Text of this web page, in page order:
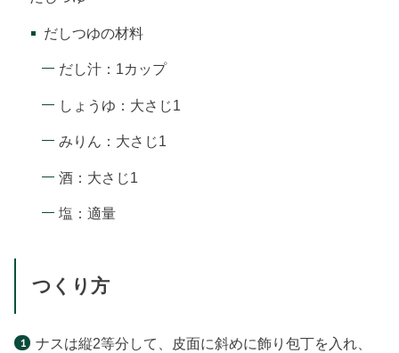
だしつゆの材料
だし汁：1カップ
しょうゆ：大さじ1
みりん：大さじ1
酒：大さじ1
塩：適量
つくり方
ナスは縦2等分して、皮面に斜めに飾り包丁を入れ、